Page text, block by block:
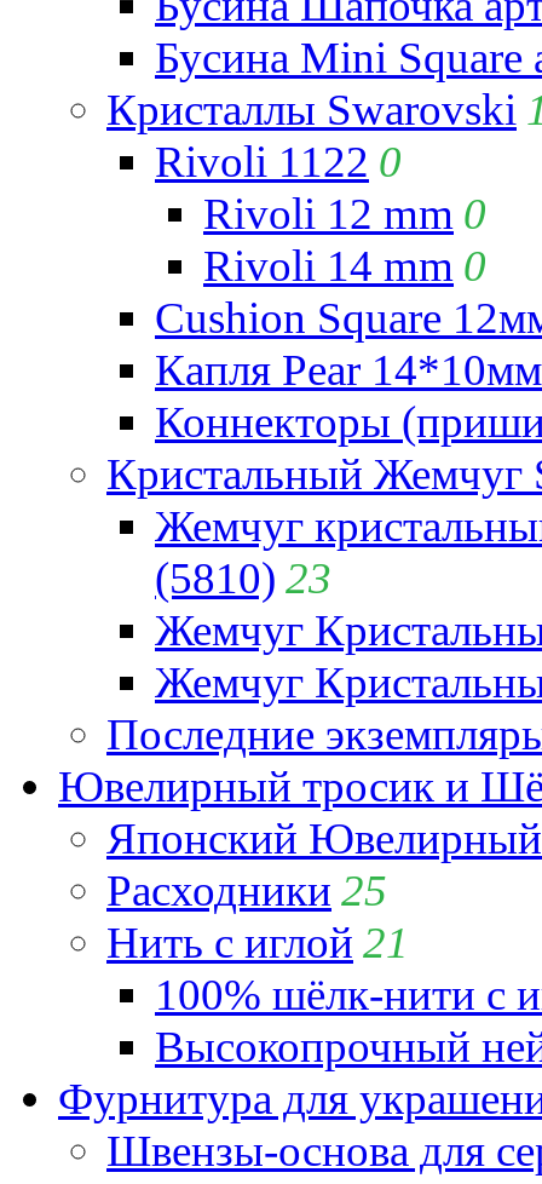
Бусина Mini Square
Кристаллы Swarovski
Rivoli 1122 0
Rivoli 12 mm 0
Rivoli 14 mm 0
Cushion Square
Капля Pear
Коннекторы
Кристальный Жемчуг
Жемчуг
(5810) 23
Жемчуг
Жемчуг
Последние
Ювелирный тросик и
Японский
Расходники 25
Нить с иглой 21
100% шёлк-нити с
Высокопрочный
Фурнитура для
Швензы-основа для